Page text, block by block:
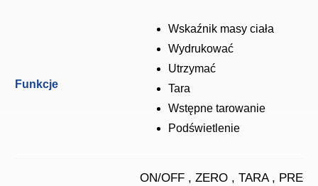
Funkcje
Wskaźnik masy ciała
Wydrukować
Utrzymać
Tara
Wstępne tarowanie
Podświetlenie
ON/OFF , ZERO , TARA , PRE-